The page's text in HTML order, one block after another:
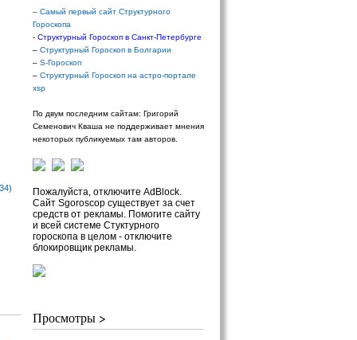
– Самый первый сайт Структурного
Гороскопа
- Структурный Гороскоп в Санкт-Петербурге
– Структурный Гороскоп в Болгарии
– S-Гороскоп
– Структурный Гороскоп на астро-портале
xsp
По двум последним сайтам: Григорий
Семенович Кваша не поддерживает мнения
некоторых публикуемых там авторов.
Пожалуйста, отключите AdBlock.
Сайт Sgoroscop существует за счет
средств от рекламы. Помогите сайту
и всей системе Стуктурного
гороскопа в целом - отключите
блокировщик рекламы.
Просмотры >